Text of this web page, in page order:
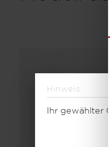
Hinweis:
Ihr gewählter